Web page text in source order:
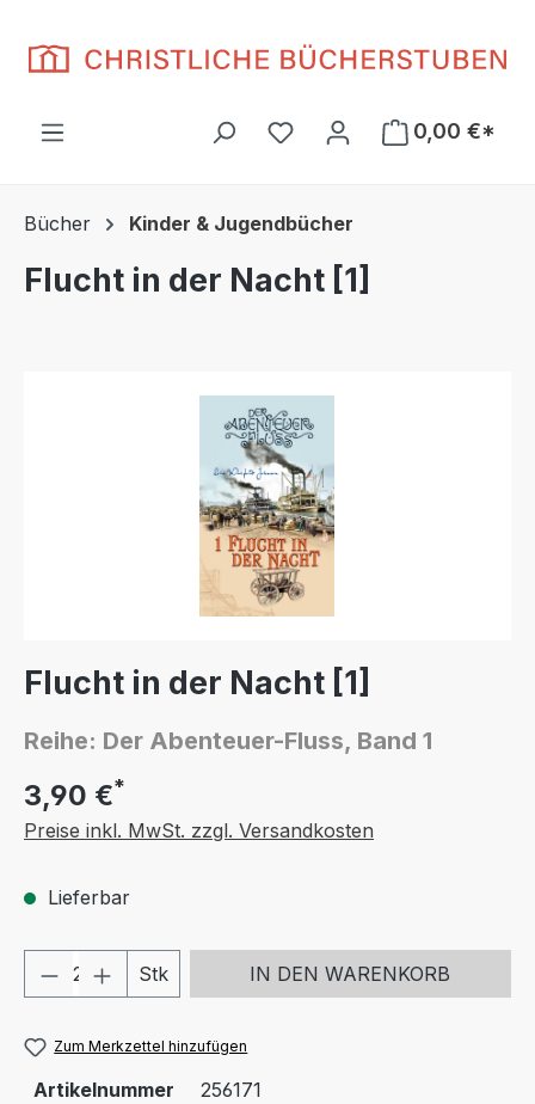
Du hast 0 Produkte auf
0,00 €*
Bücher Kinder & Jugendbücher
Flucht in der Nacht [1]
Flucht in der Nacht [1]
Reihe: Der Abenteuer-Fluss, Band 1
3,90 €*
Preise inkl. MwSt. zzgl. Versandkosten
Lieferbar
Produkt Anzahl: Gib den
Stk IN DEN WARENKORB
Zum Merkzettel hinzufügen
Artikelnummer 256171